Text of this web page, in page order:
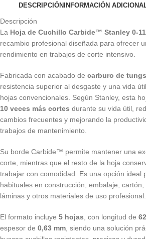
DESCRIPCIÓN INFORMACIÓN
Descripción
La Hoja de Cuchillo Carbide™ Stanley 0-
recambio profesional diseñada para ofrecer
rendimiento en trabajos de corte intensivo.
Fabricada con acabado de carburo de
resistencia superior al desgaste y una vida
hojas convencionales. Según Stanley, esta
10 veces más cortes durante su vida útil,
cambios frecuentes y mejorando la
trabajos de mantenimiento.
Su borde Carbide™ permite mantener una
corte, mientras que el resto de la hoja
trabajar con comodidad. Es una opción ideal
habituales en construcción, embalaje,
láminas y otros materiales de uso profesional.
El formato incluye 5 hojas, con longitud de
espesor de 0,63 mm, siendo una solución